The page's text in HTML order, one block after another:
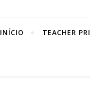
INÍCIO TEACHER PRI